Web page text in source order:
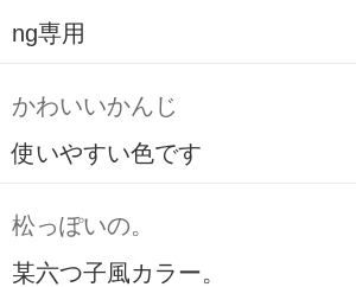
ng専用
かわいいかんじ
使いやすい色です
松っぽいの。
某六つ子風カラー。